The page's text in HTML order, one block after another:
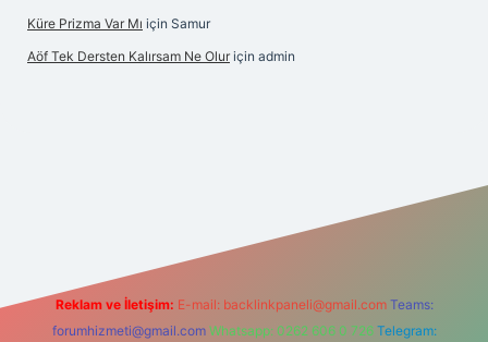
Küre Prizma Var Mı için Samur
Aöf Tek Dersten Kalırsam Ne Olur için admin
Reklam ve İletişim: E-mail: backlinkpaneli@gmail.com Teams:
forumhizmeti@gmail.com Whatsapp: 0262 606 0 726 Telegram: